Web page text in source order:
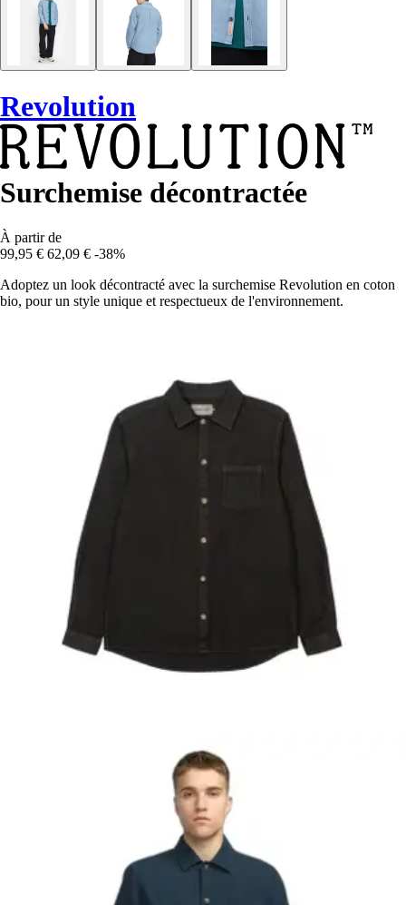
Revolution
Surchemise décontractée
À partir de
99,95 € 62,09 € -38%
Adoptez un look décontracté avec la surchemise Revolution en coton
bio, pour un style unique et respectueux de l'environnement.